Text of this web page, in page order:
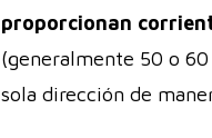
proporcionan
(generalmente 50 o
sola dirección de